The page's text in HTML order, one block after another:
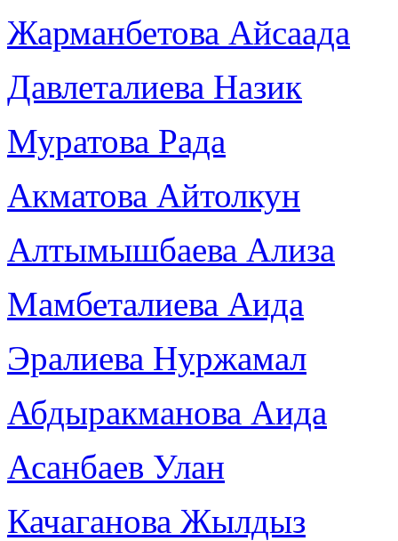
Жарманбетова Айсаада
Давлеталиева Назик
Муратова Рада
Акматова Айтолкун
Алтымышбаева Ализа
Мамбеталиева Аида
Эралиева Нуржамал
Абдыракманова Аида
Асанбаев Улан
Качаганова Жылдыз